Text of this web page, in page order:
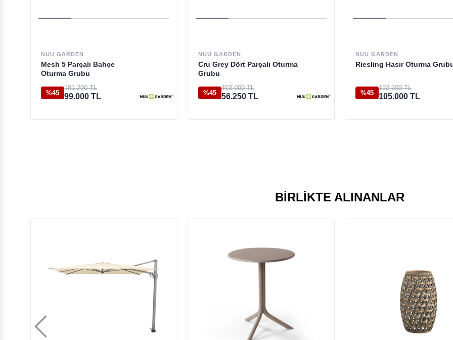
NUU GARDEN
Mesh 5 Parçalı Bahçe
Oturma Grubu
%45
181.200 TL
99.000 TL
NUU GARDEN
Cru Grey Dört Parçalı Oturma
Grubu
%45
103.000 TL
56.250 TL
NUU GARDEN
Riesling Hasır Oturma
%45
192.200 TL
105.000 TL
BIRLIKTE ALINANLAR